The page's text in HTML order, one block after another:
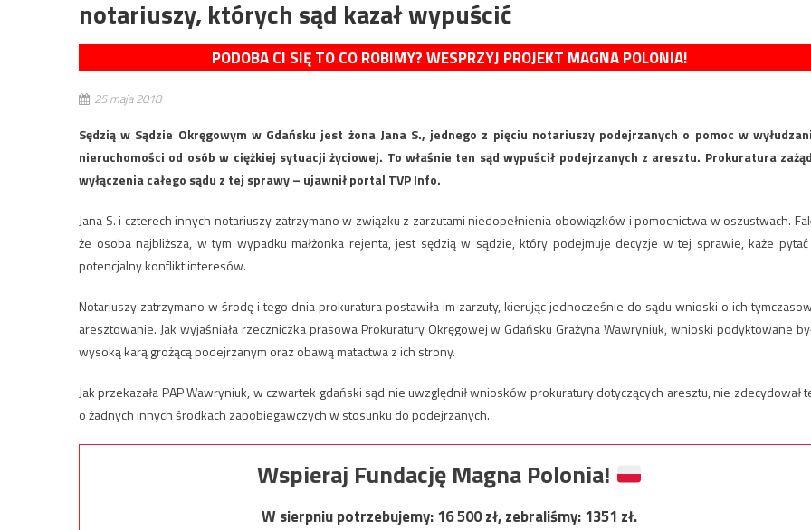
notariuszy, których sąd kazał wypuścić
PODOBA CI SIĘ TO CO ROBIMY? WESPRZYJ PROJEKT MAGNA POLONIA!
25 maja 2018
Sędzią w Sądzie Okręgowym w Gdańsku jest żona Jana S., jednego z pięciu notariuszy podejrzanych o pomoc w
nieruchomości od osób w ciężkiej sytuacji życiowej. To właśnie ten sąd wypuścił podejrzanych z aresztu. Prokuratura
wyłączenia całego sądu z tej sprawy – ujawnił portal TVP Info.
Jana S. i czterech innych notariuszy zatrzymano w związku z zarzutami niedopełnienia obowiązków i pomocnictwa w oszustwach.
że osoba najbliższa, w tym wypadku małżonka rejenta, jest sędzią w sądzie, który podejmuje decyzje w tej sprawie, każe
potencjalny konflikt interesów.
Notariuszy zatrzymano w środę i tego dnia prokuratura postawiła im zarzuty, kierując jednocześnie do sądu wnioski o ich
aresztowanie. Jak wyjaśniała rzeczniczka prasowa Prokuratury Okręgowej w Gdańsku Grażyna Wawryniuk, wnioski podyktowane
wysoką karą grożącą podejrzanym oraz obawą matactwa z ich strony.
Jak przekazała PAP Wawryniuk, w czwartek gdański sąd nie uwzględnił wniosków prokuratury dotyczących aresztu, nie zdecydował
o żadnych innych środkach zapobiegawczych w stosunku do podejrzanych.
Wspieraj Fundację Magna Polonia!
W sierpniu potrzebujemy:16 500zł, zebraliśmy:1351 zł.